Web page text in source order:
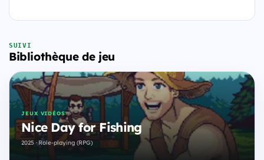
SUIVI
Bibliothèque de jeu
JEUX VIDÉOS
Nice Day for Fishing
2025 · Role-playing (RPG)